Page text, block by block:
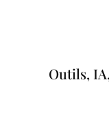
Outils,